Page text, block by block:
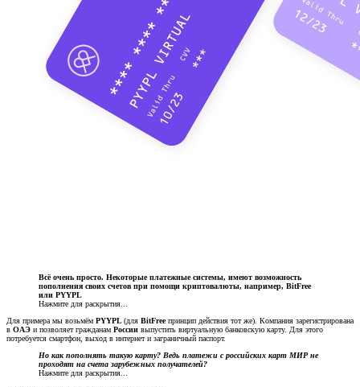
Всё очень просто. Некоторые платежные системы, имеют возможность
пополнения своих счетов при помощи криптовалюты, например, BitFree
или PYYPL
Нажмите для раскрытия...
Для примера мы возьмём PYYPL(для BitFreeпринцип действия тот же). Компания зарегистрирована
в ОАЭ и позволяет гражданам России выпустить виртуальную банковскую карту. Для этого
потребуется смартфон, выход в интернет и заграничный паспорт.
Но как пополнять такую карту? Ведь платежи с российских карт МИР не
проходят на счета зарубежных получателей?
Нажмите для раскрытия...